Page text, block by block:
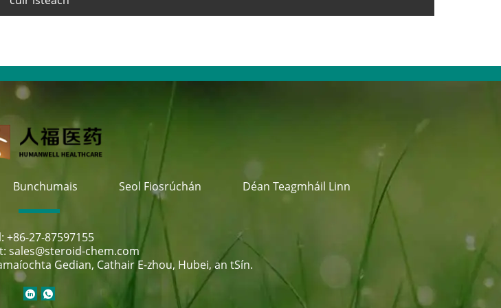
Bunchumais Seol Fiosrúchán Déan Teagmháil Linn
+86-27-87597155
sales@steroid-chem.com
Gedian, Cathair E-zhou, Hubei, an tSín.